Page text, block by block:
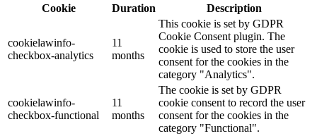
Cookie
Duration Description
cookielawinfo-
checkbox-analytics
11
months
This cookie is set by GDPR
Cookie Consent plugin. The
cookie is used to store the user
consent for the cookies in the
category "Analytics".
cookielawinfo-
checkbox-functional
11
months
The cookie is set by GDPR
cookie consent to record the user
consent for the cookies in the
category "Functional".